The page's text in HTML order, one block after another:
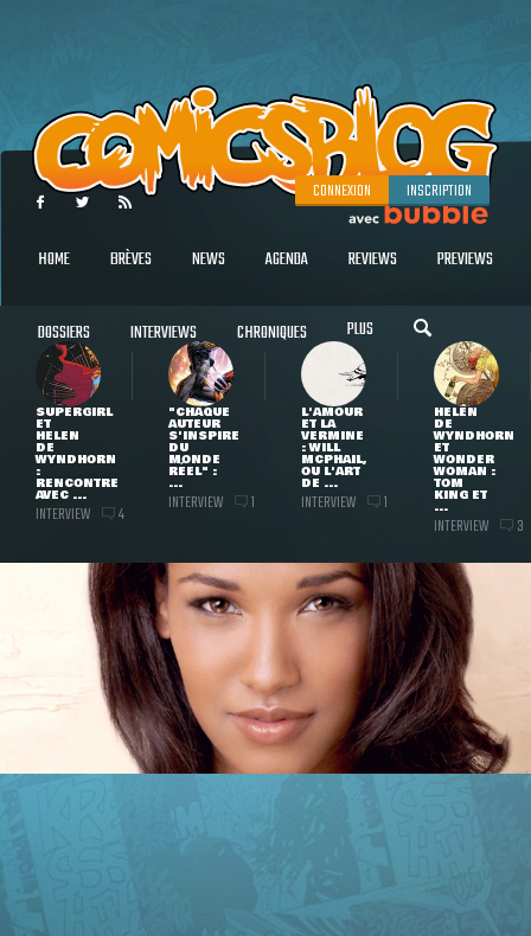
CONNEXION INSCRIPTION
HOME BRÈVES NEWS AGENDA REVIEWS PREVIEWS
DOSSIERS INTERVIEWS CHRONIQUES PLUS
SUPERGIRL
ET
HELEN
DE
WYNDHORN
:
RENCONTRE
AVEC ...
INTERVIEW 4
"CHAQUE
AUTEUR
S'INSPIRE
DU
MONDE
RÉEL" :
...
INTERVIEW 1
L'AMOUR
ET LA
VERMINE
: WILL
MCPHAIL,
OU L'ART
DE ...
INTERVIEW 1
HELEN
DE
WYNDHORN
ET
WONDER
WOMAN :
TOM
KING ET
...
INTERVIEW 3